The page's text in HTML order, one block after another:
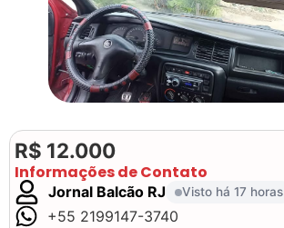
R$ 12.000
Informações de Contato
Jornal Balcão RJ Visto há 17 horas
+55 2199147-3740